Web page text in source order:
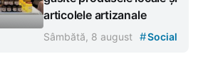
articolele artizanale
Sâmbătă, 8 august #Social